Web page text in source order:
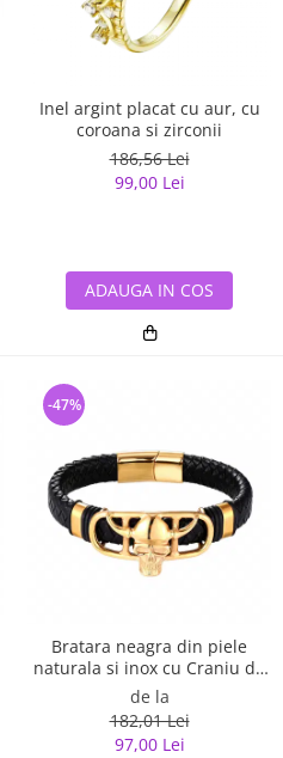
Inel argint placat cu aur, cu
coroana si zirconii
186,56 Lei
99,00 Lei
ADAUGA IN COS
Bratara neagra din piele
naturala si inox cu Craniu de
Viking
de la
182,01 Lei
97,00 Lei
-47%